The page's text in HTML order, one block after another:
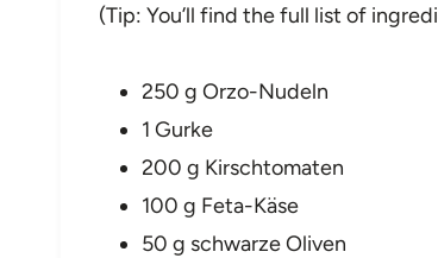
(Tip: You’ll find the full list of
250 g Orzo-Nudeln
1 Gurke
200 g Kirschtomaten
100 g Feta-Käse
50 g schwarze Oliven